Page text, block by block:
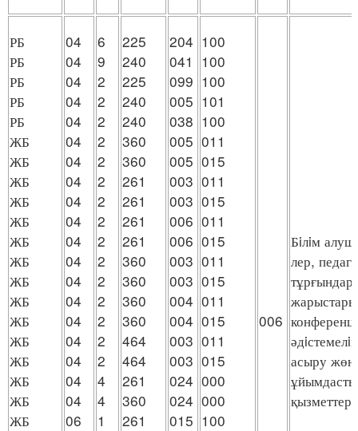
РБ
РБ
РБ
РБ
РБ
ЖБ
ЖБ
ЖБ
ЖБ
ЖБ
ЖБ
ЖБ
ЖБ
ЖБ
ЖБ
ЖБ
ЖБ
ЖБ
ЖБ
ЖБ
04
04
04
04
04
04
04
04
04
04
04
04
04
04
04
04
04
04
04
06
6
9
2
2
2
2
2
2
2
2
2
2
2
2
2
2
2
4
4
1
225
240
225
240
240
360
360
261
261
261
261
360
360
360
360
464
464
261
360
261
204
041
099
005
038
005
005
003
003
006
006
003
003
004
004
003
003
024
024
015
100
100
100
101
100
011
015
011
015
011
015
011
015
011
015
011
015
000
000
100
006
Бiлiм
лер,
асыру
қызметтер